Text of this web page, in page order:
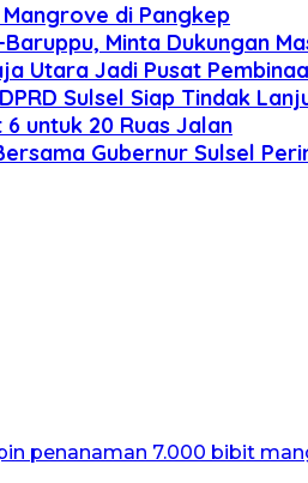
di Pangkep
Minta Dukungan
Utara Jadi Pusat
Sulsel Siap Tindak
untuk 20 Ruas Jalan
Gubernur Sulsel